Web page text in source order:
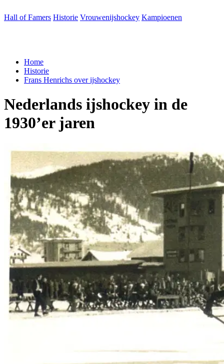
Hall of Famers Historie Vrouwenijshockey Kampioenen
Home
Historie
Frans Hen­richs over ijshockey
Neder­lands ijs­hoc­key in de
1930’er jaren